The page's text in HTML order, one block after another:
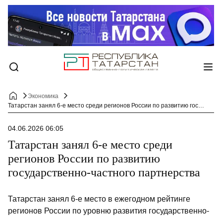
Экономика
Татарстан занял 6-е место среди регионов России по развитию государственно-частного партнерства
04.06.2026 06:05
Татарстан занял 6-е место среди
регионов России по развитию
государственно-частного партнерства
Татарстан занял 6-е место в ежегодном рейтинге
регионов России по уровню развития государственно-